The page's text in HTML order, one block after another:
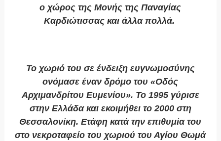
ο χώρος της Μονής της Παναγίας
Καρδιώτισσας και άλλα πολλά.
Το χωριό του σε ένδειξη ευγνωμοσύνης
ονόμασε έναν δρόμο του «Οδός
Αρχιμανδρίτου Ευμενίου». Το 1995 γύρισε
στην Ελλάδα και εκοιμήθει το 2000 στη
Θεσσαλονίκη. Ετάφη κατά την επιθυμία του
στο νεκροταφείο του χωριού του Αγίου Θωμά